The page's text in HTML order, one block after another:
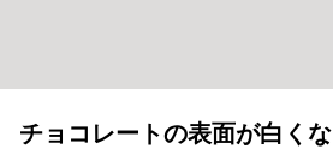
チョコレートの表面が白く